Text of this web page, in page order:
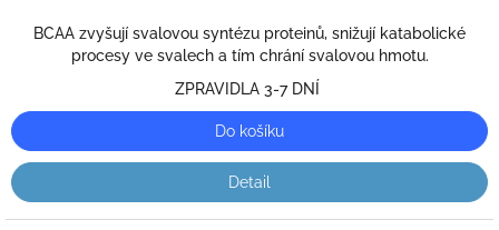
4,0
z
hvězdiček.
BCAA zvyšují svalovou syntézu proteinů, snižují katabolické
procesy ve svalech a tím chrání svalovou hmotu.
ZPRAVIDLA 3-7 DNÍ
Do košíku
Detail